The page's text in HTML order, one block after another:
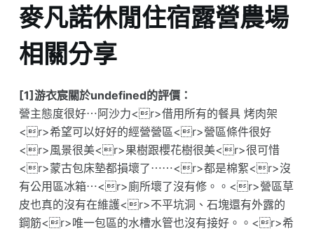
麥凡諾休閒住宿露營農場
相關分享
[1]游衣宸關於undefined的評價：
營主態度很好⋯阿沙力<r>借用所有的餐具 烤肉架
<r>希望可以好好的經營營區<r>營區條件很好
<r>風景很美<r>果樹跟櫻花樹很美<r>很可惜
<r>蒙古包床墊都損壞了⋯⋯<r>都是棉絮<r>沒
有公用區冰箱⋯<r>廁所壞了沒有修。。<r>營區草
皮也真的沒有在維護<r>不平坑洞、石塊還有外露的
鋼筋<r>唯一包區的水槽水管也沒有接好。。<r>希